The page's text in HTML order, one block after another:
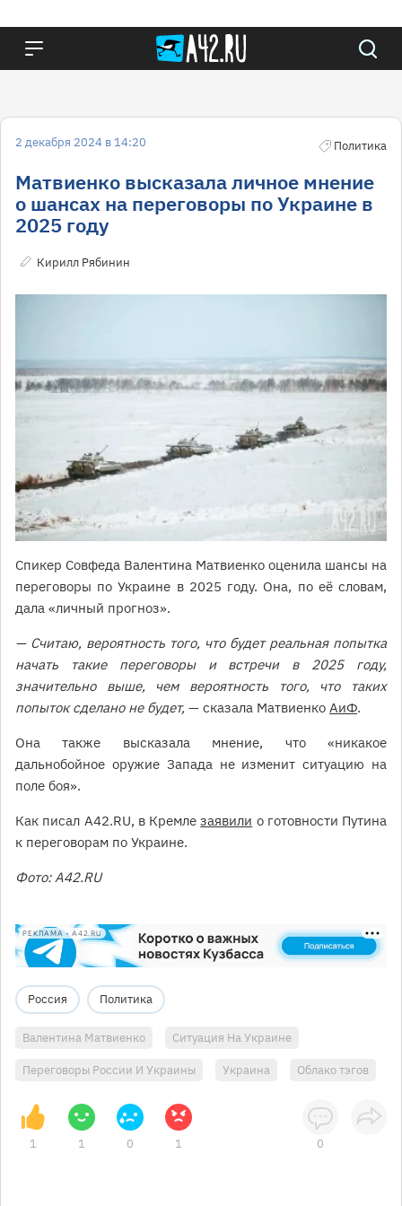
2 декабря 2024 в 14:20 Политика
Матвиенко высказала личное мнение
о шансах на переговоры по Украине в
2025 году
Кирилл Рябинин
Спикер Совфеда Валентина Матвиенко оценила шансы на
переговоры по Украине в 2025 году. Она, по её словам,
дала «личный прогноз».
— Считаю, вероятность того, что будет реальная попытка
начать такие переговоры и встречи в 2025 году,
значительно выше, чем вероятность того, что таких
попыток сделано не будет, — сказала Матвиенко АиФ.
Она также высказала мнение, что «никакое
дальнобойное оружие Запада не изменит ситуацию на
поле боя».
Как писал А42.RU, в Кремлезаявили о готовности Путина
к переговорам по Украине.
Фото: А42.RU
РЕКЛАМА • A42.RU
Россия Политика
Валентина Матвиенко Ситуация На Украине
Переговоры России И Украины Украина Облако тэгов
1 1 0 1 0